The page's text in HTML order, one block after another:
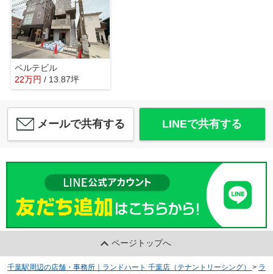
ペルテビル
22万円 / 13.87坪
メールで共有する LINEで共有する
ページトップへ
千葉駅周辺の店舗・事務所｜ランドハート 千葉店（テナントリーシング） > ラ